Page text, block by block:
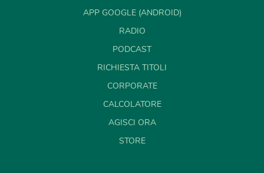
APP GOOGLE (ANDROID)
RADIO
PODCAST
RICHIESTA TITOLI
CORPORATE
CALCOLATORE
AGISCI ORA
STORE